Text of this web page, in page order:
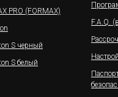
PRO (FORMAX)
S черный
S белый
F.A.Q.